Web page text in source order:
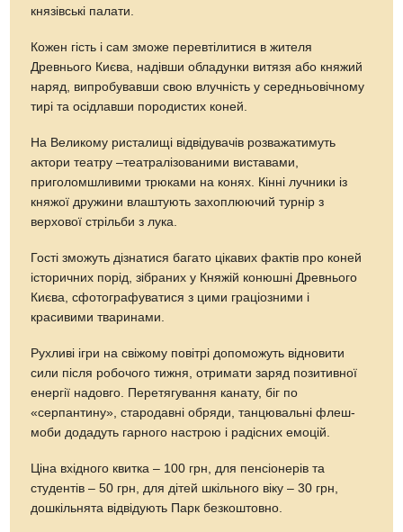
князівські палати.
Кожен гість і сам зможе перевтілитися в жителя
Древнього Києва, надівши обладунки витязя або княжий
наряд, випробувавши свою влучність у середньовічному
тирі та осідлавши породистих коней.
На Великому ристалищі відвідувачів розважатимуть
актори театру –театралізованими виставами,
приголомшливими трюками на конях. Кінні лучники із
княжої дружини влаштують захоплюючий турнір з
верхової стрільби з лука.
Гості зможуть дізнатися багато цікавих фактів про коней
історичних порід, зібраних у Княжій конюшні Древнього
Києва, сфотографуватися з цими граціозними і
красивими тваринами.
Рухливі ігри на свіжому повітрі допоможуть відновити
сили після робочого тижня, отримати заряд позитивної
енергії надовго. Перетягування канату, біг по
«серпантину», стародавні обряди, танцювальні флеш-
моби додадуть гарного настрою і радісних емоцій.
Ціна вхідного квитка – 100 грн, для пенсіонерів та
студентів – 50 грн, для дітей шкільного віку – 30 грн,
дошкільнята відвідують Парк безкоштовно.